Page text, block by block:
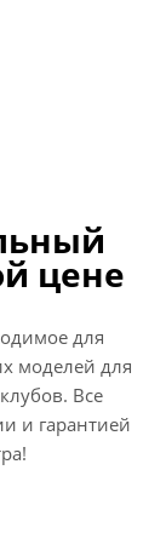
цене
для
моделей для
Все
и гарантией